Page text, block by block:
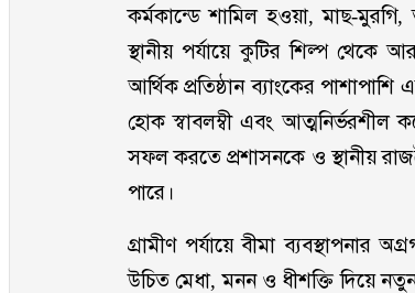
কর্মকান্ডে শামিল হওয়া, মাছ-
স্থানীয় পর্যায়ে কুটির শিল্প থেকে
আর্থিক প্রতিষ্ঠান ব্যাংকের
হোক স্বাবলম্বী এবং আত্মনির্ভরশীল
সফল করতে প্রশাসনকে ও স্থানীয়
পারে।
গ্রামীণ পর্যায়ে বীমা
উচিত মেধা, মনন ও ধীশক্তি দিয়ে নতুন